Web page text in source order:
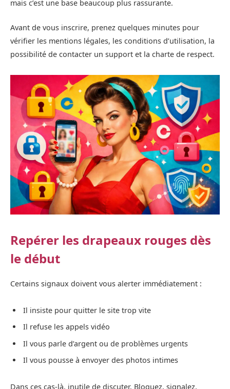
mais c’est une base beaucoup plus rassurante.
Avant de vous inscrire, prenez quelques minutes pour
vérifier les mentions légales, les conditions d’utilisation, la
possibilité de contacter un support et la charte de respect.
Repérer les drapeaux rouges dès
le début
Certains signaux doivent vous alerter immédiatement :
Il insiste pour quitter le site trop vite
Il refuse les appels vidéo
Il vous parle d’argent ou de problèmes urgents
Il vous pousse à envoyer des photos intimes
Dans ces cas-là, inutile de discuter. Bloquez, signalez,